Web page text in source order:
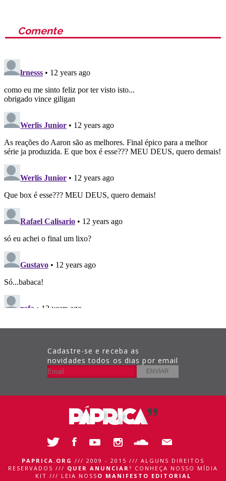
Comente
Cadastre-se e receba as
novidades todos os dias por email
PAPRICA.ORG /// 2009 - 2015 /// ALGUNS DIREITOS
RESERVADOS /// QUER ANUNCIAR ? CONHEÇA NOSSO MÍDIA
KIT /// LEIA NOSS O MANIFESTO EDITORIAL